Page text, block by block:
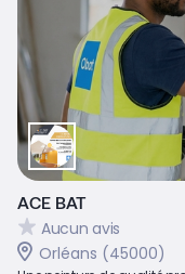
ACE BAT
Aucun avis
Orléans (45000)